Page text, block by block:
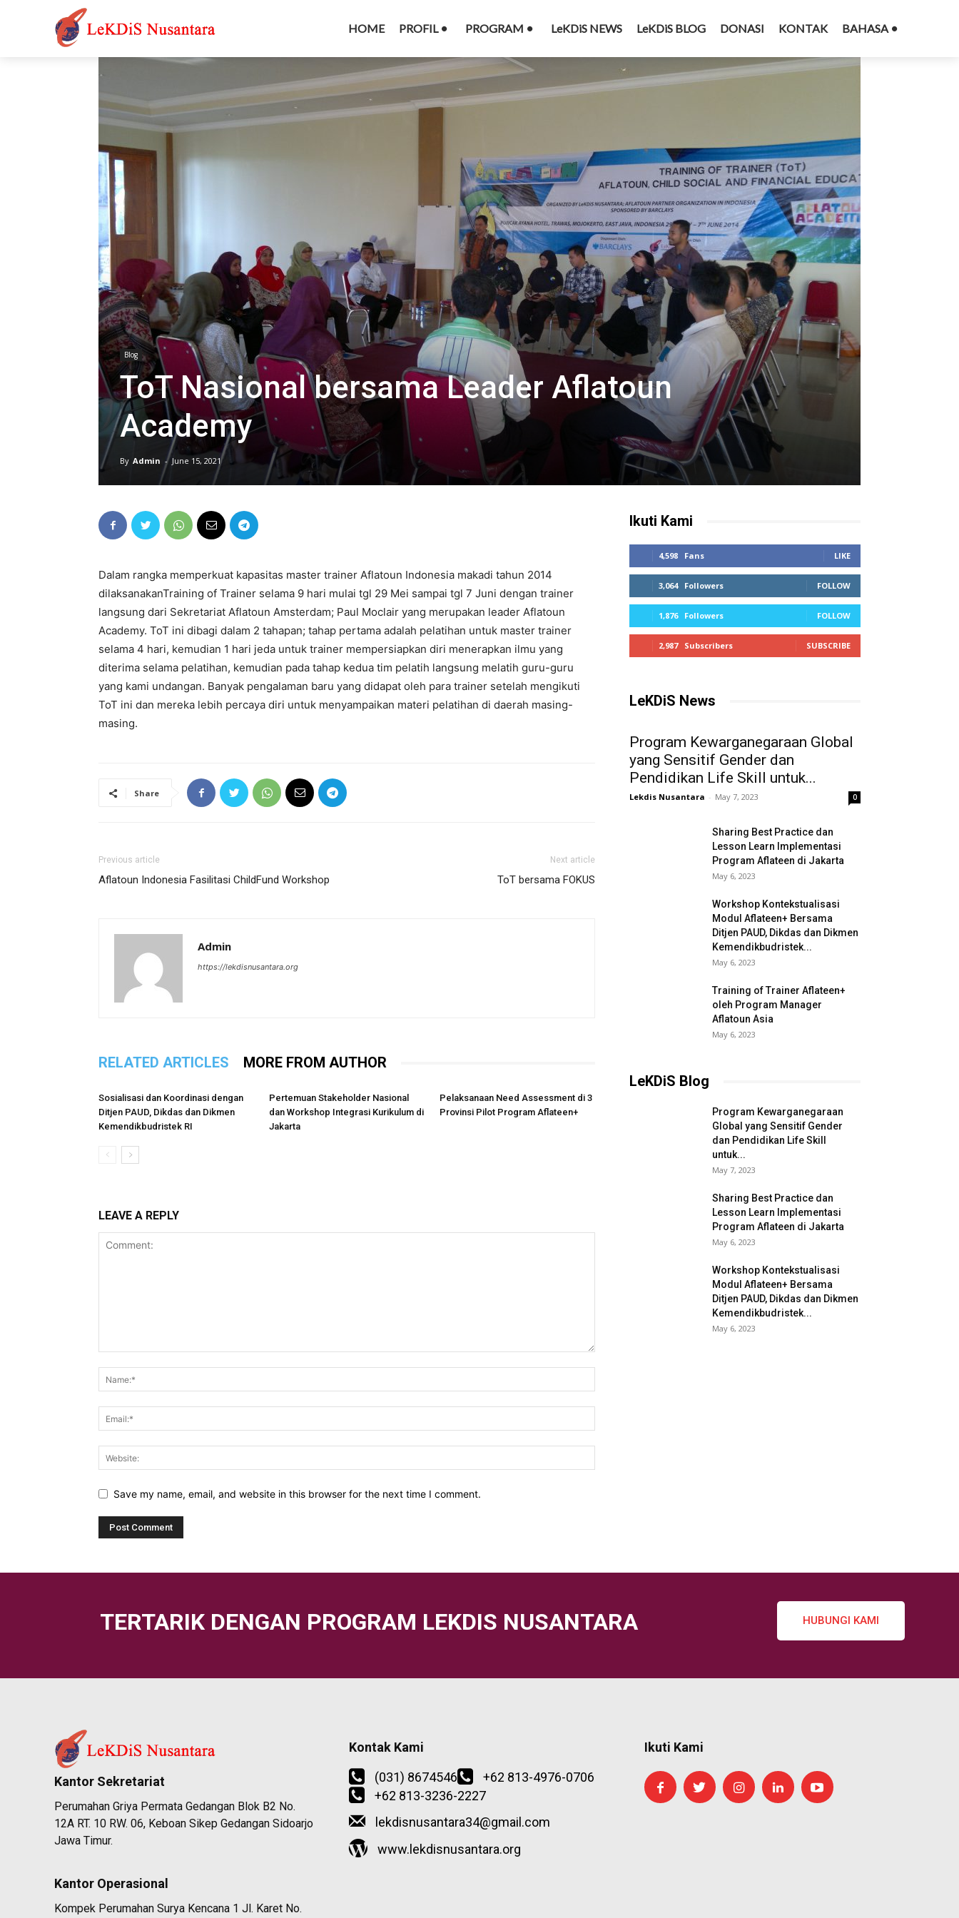
HOME PROFIL PROGRAM LeKDiS NEWS LeKDiS BLOG DONASI KONTAK BAHASA
Blog
ToT Nasional bersama Leader Aflatoun
Academy
By Admin - June 15, 2021
Dalam rangka memperkuat kapasitas master trainer Aflatoun Indonesia makadi tahun 2014
dilaksanakanTraining of Trainer selama 9 hari mulai tgl 29 Mei sampai tgl 7 Juni dengan trainer
langsung dari Sekretariat Aflatoun Amsterdam; Paul Moclair yang merupakan leader Aflatoun
Academy. ToT ini dibagi dalam 2 tahapan; tahap pertama adalah pelatihan untuk master trainer
selama 4 hari, kemudian 1 hari jeda untuk trainer mempersiapkan diri menerapkan ilmu yang
diterima selama pelatihan, kemudian pada tahap kedua tim pelatih langsung melatih guru-guru
yang kami undangan. Banyak pengalaman baru yang didapat oleh para trainer setelah mengikuti
ToT ini dan mereka lebih percaya diri untuk menyampaikan materi pelatihan di daerah masing-
masing.
Share
Previous article
Aflatoun Indonesia Fasilitasi ChildFund Workshop
Next article
ToT bersama FOKUS
Admin
https://lekdisnusantara.org
RELATED ARTICLES MORE FROM AUTHOR
Sosialisasi dan Koordinasi dengan
Ditjen PAUD, Dikdas dan Dikmen
Kemendikbudristek RI
Pertemuan Stakeholder Nasional
dan Workshop Integrasi Kurikulum di
Jakarta
Pelaksanaan Need Assessment di 3
Provinsi Pilot Program Aflateen+
LEAVE A REPLY
Save my name, email, and website in this browser for the next time I comment.
Ikuti Kami
4,598 Fans LIKE
3,064 Followers FOLLOW
1,876 Followers FOLLOW
2,987 Subscribers SUBSCRIBE
LeKDiS News
Program Kewarganegaraan Global
yang Sensitif Gender dan
Pendidikan Life Skill untuk...
Lekdis Nusantara - May 7, 2023 0
Sharing Best Practice dan
Lesson Learn Implementasi
Program Aflateen di Jakarta
May 6, 2023
Workshop Kontekstualisasi
Modul Aflateen+ Bersama
Ditjen PAUD, Dikdas dan Dikmen
Kemendikbudristek...
May 6, 2023
Training of Trainer Aflateen+
oleh Program Manager
Aflatoun Asia
May 6, 2023
LeKDiS Blog
Program Kewarganegaraan
Global yang Sensitif Gender
dan Pendidikan Life Skill
untuk...
May 7, 2023
Sharing Best Practice dan
Lesson Learn Implementasi
Program Aflateen di Jakarta
May 6, 2023
Workshop Kontekstualisasi
Modul Aflateen+ Bersama
Ditjen PAUD, Dikdas dan Dikmen
Kemendikbudristek...
May 6, 2023
TERTARIK DENGAN PROGRAM LEKDIS NUSANTARA HUBUNGI KAMI
Kantor Sekretariat
Perumahan Griya Permata Gedangan Blok B2 No.
12A RT. 10 RW. 06, Keboan Sikep Gedangan Sidoarjo
Jawa Timur.
Kantor Operasional
Kompek Perumahan Surya Kencana 1 Jl. Karet No.
Kontak Kami
(031) 8674546
+62 813-4976-0706
+62 813-3236-2227
lekdisnusantara34@gmail.com
www.lekdisnusantara.org
Ikuti Kami